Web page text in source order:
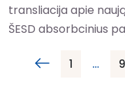
transliacija apie
ŠESD absorbcinius
1 …